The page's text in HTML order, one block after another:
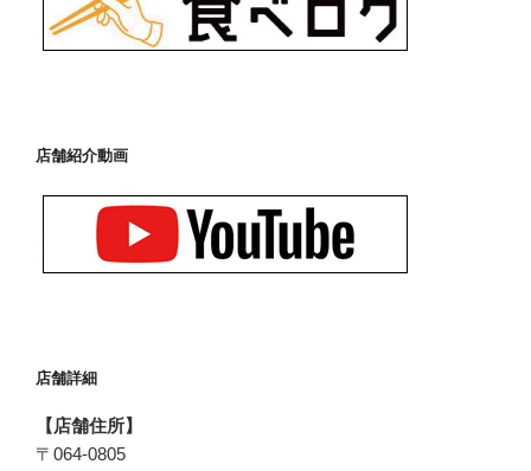
店舗紹介動画
店舗詳細
【店舗住所】
〒 064-0805